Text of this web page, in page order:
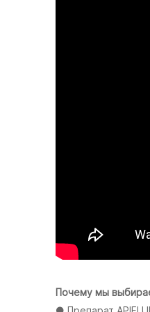
Почему мы